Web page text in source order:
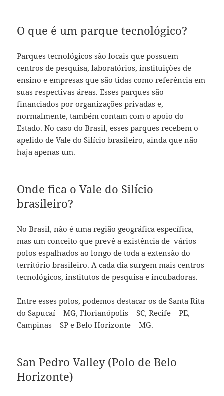
O que é um parque tecnológico?
Parques tecnológicos são locais que possuem
centros de pesquisa, laboratórios, instituições de
ensino e empresas que são tidas como referência em
suas respectivas áreas. Esses parques são
financiados por organizações privadas e,
normalmente, também contam com o apoio do
Estado. No caso do Brasil, esses parques recebem o
apelido de Vale do Silício brasileiro, ainda que não
haja apenas um.
Onde fica o Vale do Silício
brasileiro?
No Brasil, não é uma região geográfica específica,
mas um conceito que prevê a existência de vários
polos espalhados ao longo de toda a extensão do
território brasileiro. A cada dia surgem mais centros
tecnológicos, institutos de pesquisa e incubadoras.
Entre esses polos, podemos destacar os de Santa Rita
do Sapucaí – MG, Florianópolis – SC, Recife – PE,
Campinas – SP e Belo Horizonte – MG.
San Pedro Valley (Polo de Belo
Horizonte)